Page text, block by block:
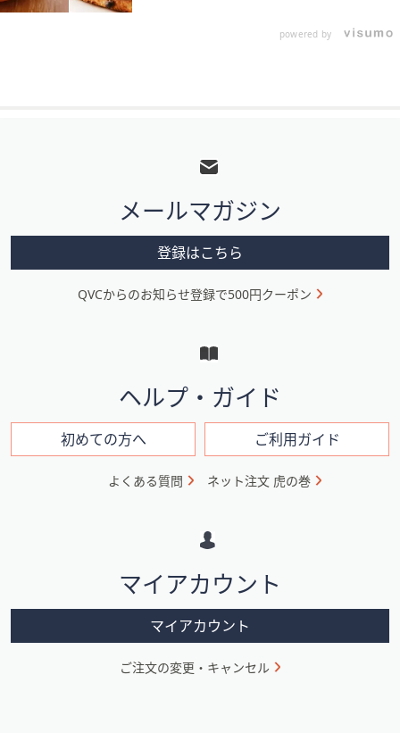
powered by
メ
ニ
ン
ン
メールマガジン
登録はこちら
QVCからのお知らせ登録で500円クーポン
ヘルプ・ガイド
初めての方へ ご利用ガイド
よくある質問 ネット注文 虎の巻
マイアカウント
マイアカウント
ご注文の変更・キャンセル